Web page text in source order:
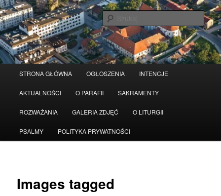
Przeskocz
do
tekstu
STRONA GŁÓWNA OGŁOSZENIA INTENCJE
AKTUALNOŚCI O PARAFII SAKRAMENTY
ROZWAŻANIA GALERIA ZDJĘĆ O LITURGII
PSALMY POLITYKA PRYWATNOŚCI
Images tagged
Serwis wykorzystuje pliki Cookies Czytaj więcej odrzuć